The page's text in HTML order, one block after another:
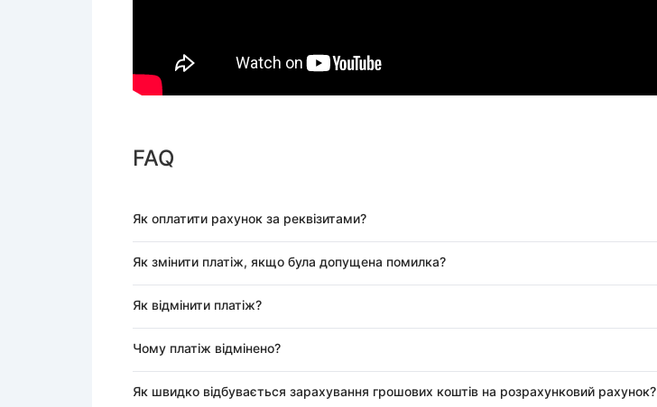
FAQ
Як оплатити рахунок за реквізитами?
Як змінити платіж, якщо була допущена помилка?
Як відмінити платіж?
Чому платіж відмінено?
Як швидко відбувається зарахування грошових коштів на розрахунковий рахунок?